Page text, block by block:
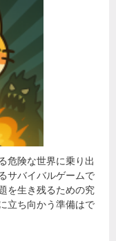
危険な世界に乗り出
サバイバルゲームで
を生き残るための究
立ち向かう準備はで